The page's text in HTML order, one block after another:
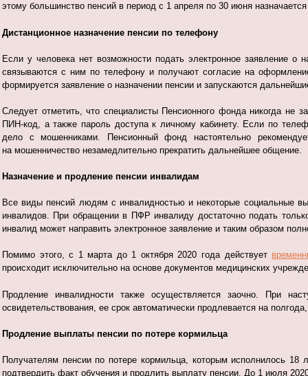
этому большинство пенсий в период с 1 апреля по 30 июня
Дистанционное назначение пенсии по телефону
Если у человека нет возможности подать электронное заявление о
связываются с ним по телефону и получают согласие на
формируется заявление о назначении пенсии и запускаются
Следует отметить, что специалисты Пенсионного фонда никогда
ПИН-код, а также пароль доступа к личному кабинету. Если по
дело с мошенниками. Пенсионный фонд настоятельно
на мошенничество незамедлительно прекратить дальнейшее общение.
Назначение и продление пенсии инвалидам
Все виды пенсий людям с инвалидностью и некоторые социальные
инвалидов. При обращении в ПФР инвалиду достаточно подать
инвалид может направить электронное заявление и таким образом
Помимо этого, с 1 марта до 1 октября 2020 года действует
происходит исключительно на основе документов медицинских
Продление инвалидности также осуществляется заочно. При
освидетельствования, ее срок автоматически продлевается на
Продление выплаты пенсии по потере кормильца
Получателям пенсии по потере кормильца, которым исполнилось
подтвердить факт обучения и продлить выплату пенсии. До 1 июля